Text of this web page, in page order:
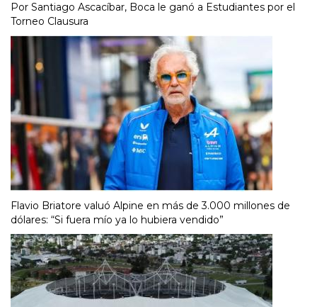
Por Santiago Ascacíbar, Boca le ganó a Estudiantes por el
Torneo Clausura
Flavio Briatore valuó Alpine en más de 3.000 millones de
dólares: “Si fuera mío ya lo hubiera vendido”